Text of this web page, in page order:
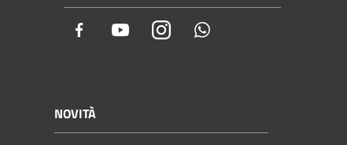
Facebook YoutubeInstagram
NOVITÀ